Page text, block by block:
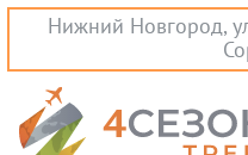
Нижний Новгород,